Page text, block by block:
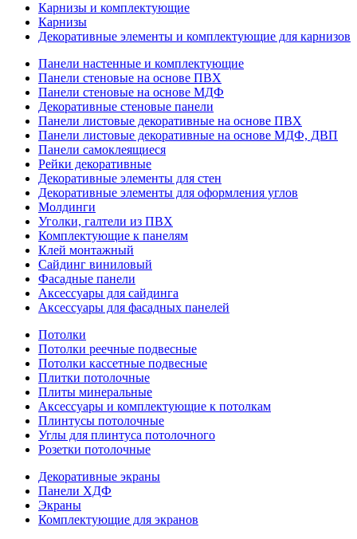
Карнизы и комплектующие
Карнизы
Декоративные элементы и комплектующие для карнизов
Панели настенные и комплектующие
Панели стеновые на основе ПВХ
Панели стеновые на основе МДФ
Декоративные стеновые панели
Панели листовые декоративные на основе ПВХ
Панели листовые декоративные на основе МДФ, ДВП
Панели самоклеящиеся
Рейки декоративные
Декоративные элементы для стен
Декоративные элементы для оформления углов
Молдинги
Уголки, галтели из ПВХ
Комплектующие к панелям
Клей монтажный
Сайдинг виниловый
Фасадные панели
Аксессуары для сайдинга
Аксессуары для фасадных панелей
Потолки
Потолки реечные подвесные
Потолки кассетные подвесные
Плитки потолочные
Плиты минеральные
Аксессуары и комплектующие к потолкам
Плинтусы потолочные
Углы для плинтуса потолочного
Розетки потолочные
Декоративные экраны
Панели ХДФ
Экраны
Комплектующие для экранов